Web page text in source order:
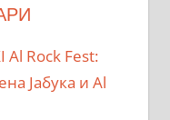
Al Rock Fest:
Јабука и Al